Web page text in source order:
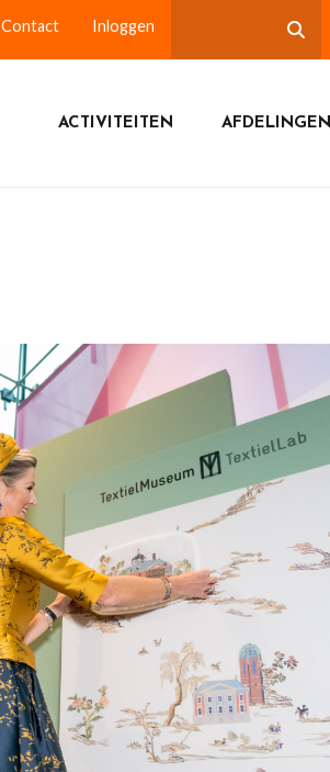
Contact Inloggen
ACTIVITEITEN AFDELINGEN